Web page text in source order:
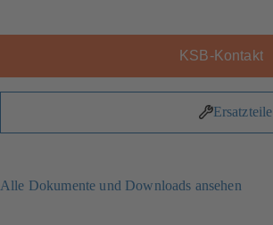
KSB-Kontakt
Ersatzteile
Alle Dokumente und Downloads ansehen